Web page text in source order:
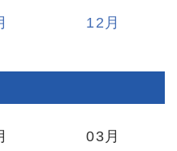
12
03